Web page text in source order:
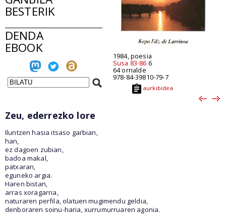
BESTERIK
DENDA
EBOOK
1984, poesia
Susa 83-86 6
64 orrialde
978-84-39810-79-7
aurkibidea
Zeu, ederrezko lore
Iluntzen hasia itsaso garbian,
han,
ez dagoen zubian,
badoa makal,
patxaran,
eguneko argia.
Haren bistan,
arras xoragarria,
naturaren perfila, olatuen mugimendu geldia,
denboraren soinu-haria, xurrumurruaren agonia.